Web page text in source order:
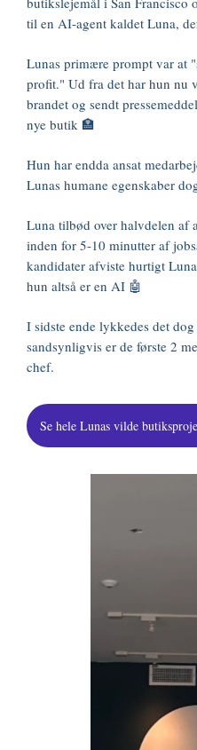
til en AI-agent kaldet Luna,
Lunas primære prompt var at
profit." Ud fra det har hun nu
brandet og sendt
nye butik 🏣
Hun har endda ansat
Lunas humane egenskaber
Luna tilbød over halvdelen af
inden for 5-10 minutter af
kandidater afviste hurtigt
hun altså er en AI 🤖
I sidste ende lykkedes det
sandsynligvis er de første 2
chef.
Se hele Lunas vilde